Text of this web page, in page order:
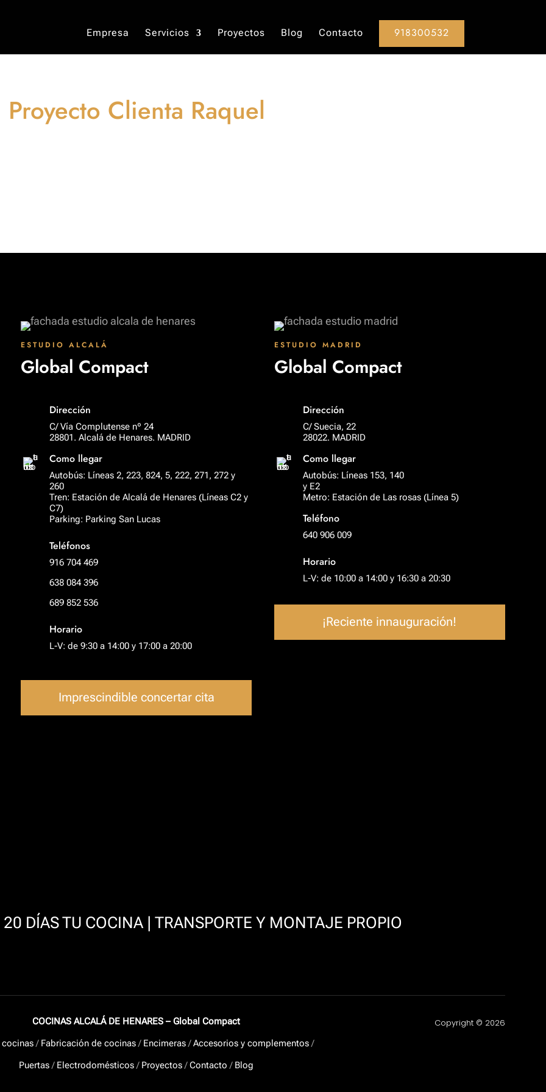
Empresa Servicios Proyectos Blog Contacto 918300532
Proyecto Clienta Raquel
ESTUDIO ALCALÁ
Global Compact
Dirección
C/ Vía Complutense nº 24
28801. Alcalá de Henares. MADRID
Como llegar
Autobús: Líneas 2, 223, 824, 5, 222, 271, 272 y
260
Tren: Estación de Alcalá de Henares (Líneas C2 y
C7)
Parking: Parking San Lucas
Teléfonos
916 704 469
638 084 396
689 852 536
Horario
L-V: de 9:30 a 14:00 y 17:00 a 20:00
Imprescindible concertar cita
ESTUDIO MADRID
Global Compact
Dirección
C/ Suecia, 22
28022. MADRID
Como llegar
Autobús: Líneas 153, 140
y E2
Metro: Estación de Las rosas (Línea 5)
Teléfono
640 906 009
Horario
L-V: de 10:00 a 14:00 y 16:30 a 20:30
¡Reciente innauguración!
DÍAS TU COCINA | TRANSPORTE Y MONTAJE PROPIO
COCINAS ALCALÁ DE HENARES – Global Compact
cocinas/ Fabricación de cocinas/ Encimeras/Accesorios y complementos/
Puertas/ Electrodomésticos/ Proyectos/Contacto / Blog
Copyright © 2026